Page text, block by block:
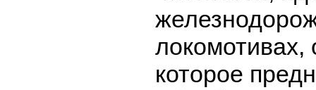
локомотивах,
которое